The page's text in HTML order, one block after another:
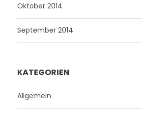
Oktober 2014
September 2014
KATEGORIEN
Allgemein